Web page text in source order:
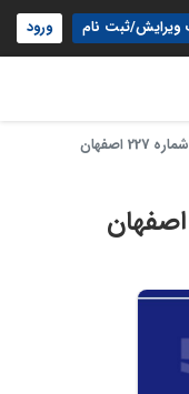
ثبت نام ورود
اصفهان